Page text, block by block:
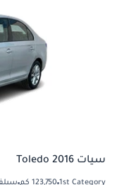
سيات Toledo 2016
1st Category 123,750 كم